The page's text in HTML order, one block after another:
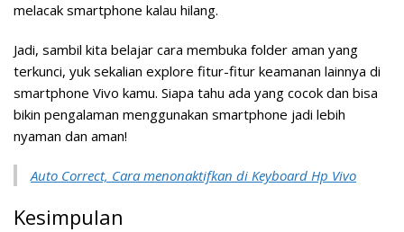
melacak smartphone kalau hilang.
Jadi, sambil kita belajar cara membuka folder aman yang
terkunci, yuk sekalian explore fitur-fitur keamanan lainnya di
smartphone Vivo kamu. Siapa tahu ada yang cocok dan bisa
bikin pengalaman menggunakan smartphone jadi lebih
nyaman dan aman!
Auto Correct, Cara menonaktifkan di Keyboard Hp Vivo
Kesimpulan